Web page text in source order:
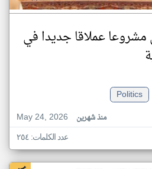
عملاقا جديدا في
Politics
May 24, 2026
منذ شهرين
عدد الكلمات: ٢٥٤